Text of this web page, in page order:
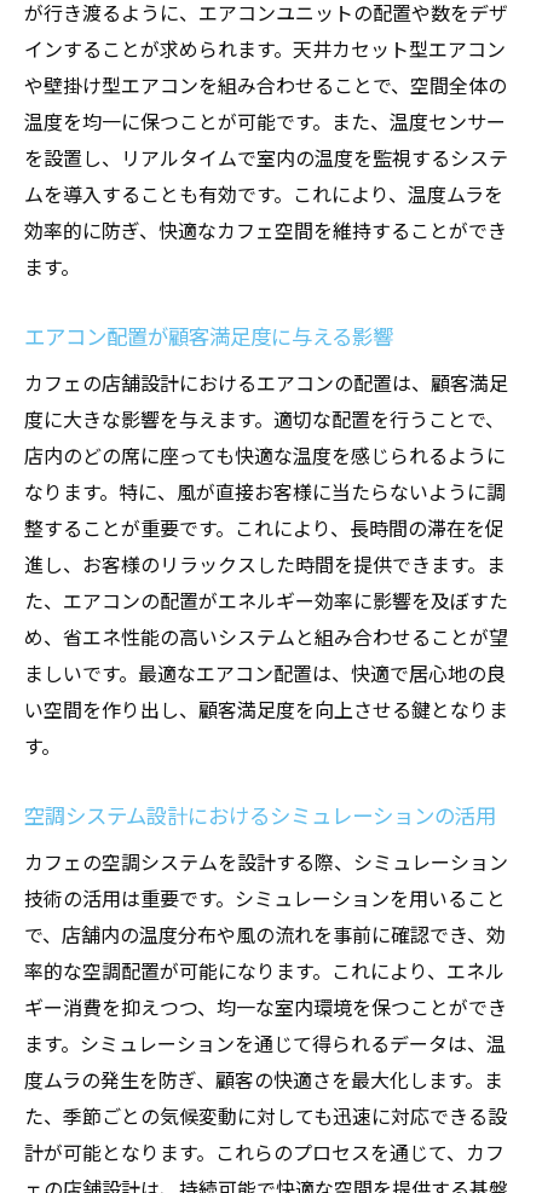
が行き渡るように、エアコンユニットの配置や数をデザ
インすることが求められます。天井カセット型エアコン
や壁掛け型エアコンを組み合わせることで、空間全体の
温度を均一に保つことが可能です。また、温度センサー
を設置し、リアルタイムで室内の温度を監視するシステ
ムを導入することも有効です。これにより、温度ムラを
効率的に防ぎ、快適なカフェ空間を維持することができ
ます。
エアコン配置が顧客満足度に与える影響
カフェの店舗設計におけるエアコンの配置は、顧客満足
度に大きな影響を与えます。適切な配置を行うことで、
店内のどの席に座っても快適な温度を感じられるように
なります。特に、風が直接お客様に当たらないように調
整することが重要です。これにより、長時間の滞在を促
進し、お客様のリラックスした時間を提供できます。ま
た、エアコンの配置がエネルギー効率に影響を及ぼすた
め、省エネ性能の高いシステムと組み合わせることが望
ましいです。最適なエアコン配置は、快適で居心地の良
い空間を作り出し、顧客満足度を向上させる鍵となりま
す。
空調システム設計におけるシミュレーションの活用
カフェの空調システムを設計する際、シミュレーション
技術の活用は重要です。シミュレーションを用いること
で、店舗内の温度分布や風の流れを事前に確認でき、効
率的な空調配置が可能になります。これにより、エネル
ギー消費を抑えつつ、均一な室内環境を保つことができ
ます。シミュレーションを通じて得られるデータは、温
度ムラの発生を防ぎ、顧客の快適さを最大化します。ま
た、季節ごとの気候変動に対しても迅速に対応できる設
計が可能となります。これらのプロセスを通じて、カフ